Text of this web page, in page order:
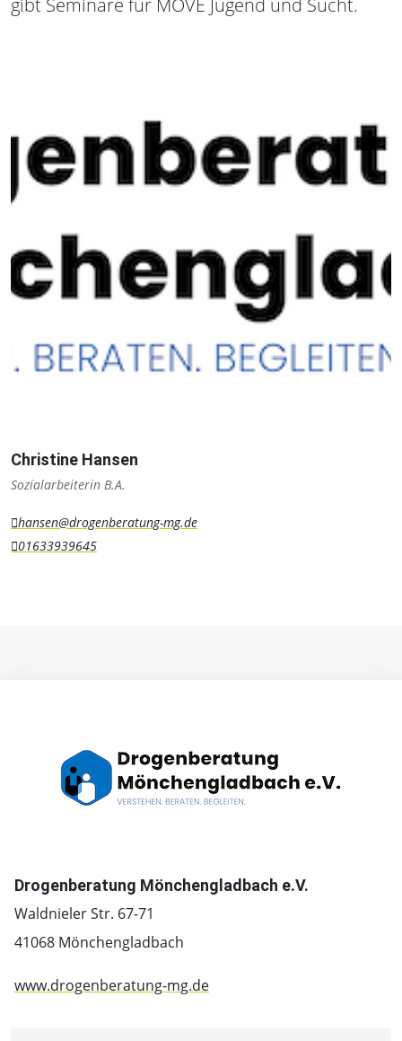
gibt Seminare für MOVE Jugend und Sucht.
Christine Hansen
Sozialarbeiterin B.A.
hansen@drogenberatung-mg.de
01633939645
Drogenberatung Mönchengladbach e.V.
Waldnieler Str. 67-71
41068 Mönchengladbach
www.drogenberatung-mg.de